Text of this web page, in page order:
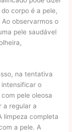
corpo é a pele,
observarmos o
pele saudável
na tentativa
intensificar o
pele oleosa
a regular a
limpeza completa
a pele. A